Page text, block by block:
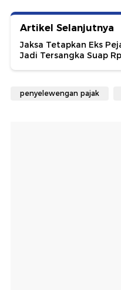
Artikel Selanjutnya
Jaksa Tetapkan Eks
Jadi Tersangka Suap
penyelewengan pajak